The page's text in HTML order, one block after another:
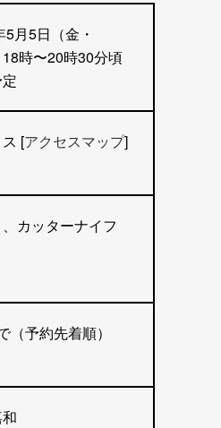
月5日（金・
時〜20時30分頃
[アクセスマップ]
カッターナイフ
（予約先着順）